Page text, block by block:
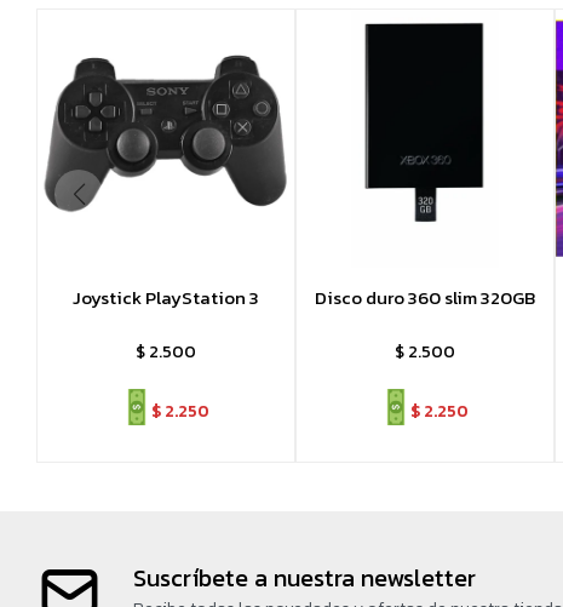
Joystick PlayStation 3
$2.500
$2.250
Disco duro 360 slim 320GB
$2.500
$2.250
Suscríbete a nuestra newsletter